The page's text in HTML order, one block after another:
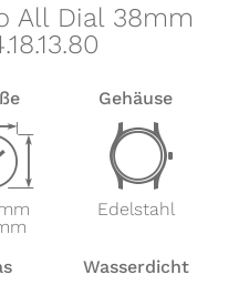
All Dial 38mm
Gehäuse
w
Edelstahl
Wasserdicht